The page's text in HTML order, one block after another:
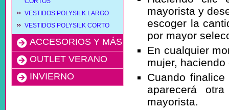
VESTIDOS POLYSILK LARGO
VESTIDOS POLYSILK CORTO
ACCESORIOS Y MÁS
OUTLET VERANO
INVIERNO
mayorista y
escoger la
por mayor
En cualquier
mujer,
Cuando
aparecerá
mayorista.